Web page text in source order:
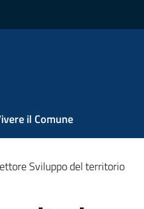
il Comune
Sviluppo del territorio